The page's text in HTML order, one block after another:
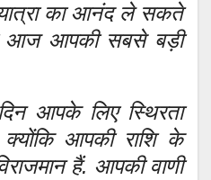
यात्रा का आनंद ले सकते
आज आपकी सबसे बड़ी
आपके लिए स्थिरता
आपकी राशि के
हैं. आपकी वाणी